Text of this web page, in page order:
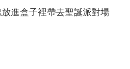
進盒子裡帶去聖誕派對場